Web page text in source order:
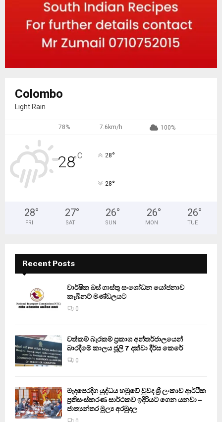
Colombo
Light Rain
78% 7.6km/h 100%
28°C 28°
28°
28°
FRI
27°
SAT
26°
SUN
26°
MON
26°
TUE
Recent Posts
වාර්ෂික බස් ගාස්තු සංශෝධන යෝජනාව
කැබිනට් මණ්ඩලයට
0
වත්කම් බැරකම් ප්‍රකාශ අන්තර්ජාලයෙන්
බාරදීමේ කාලය ජූලි 7 දක්වා දීර්ඝ කෙරේ
0
මැදපෙරදිග යුද්ධය හමුවේ වුවද ශ්‍රී ලංකාව ආර්ථික
ප්‍රතිසංස්කරණ සාර්ථකව ඉදිරියට ගෙන යනවා –
ජාත්‍යන්තර මූල්‍ය අරමුදල